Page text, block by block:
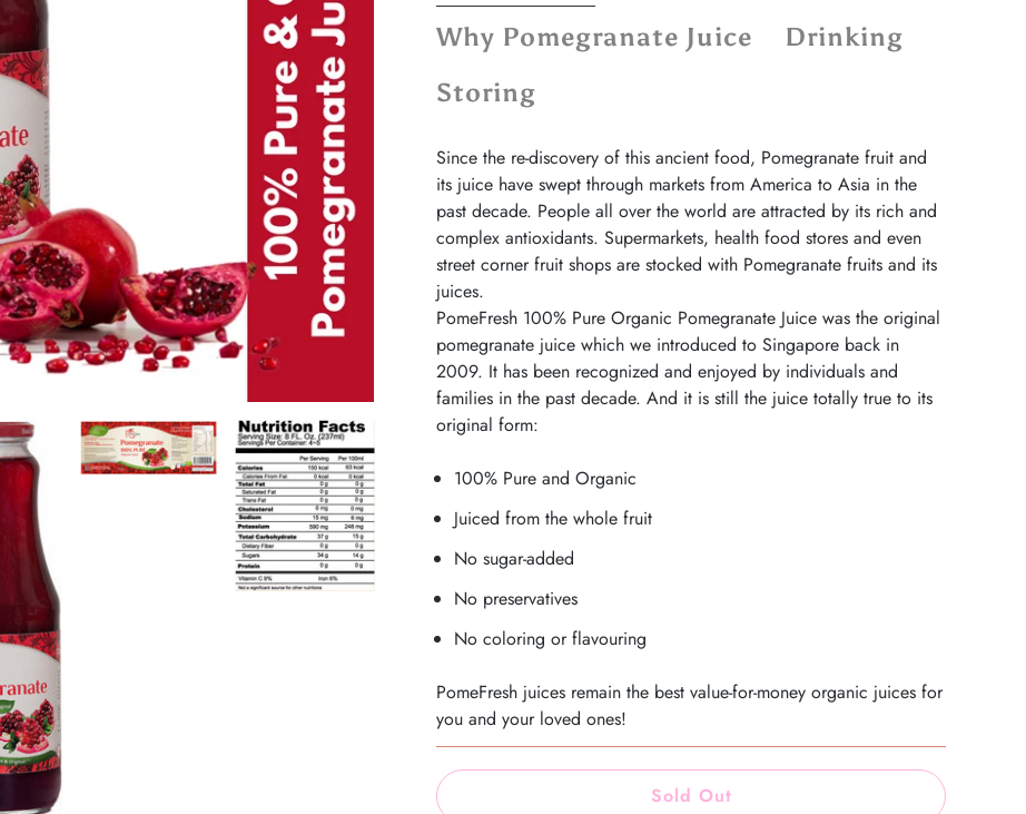
Why Pomegranate Juice
Drinking
Storing
Since the re-discovery of this ancient food, Pomegranate fruit and
its juice have swept through markets from America to Asia in the
past decade. People all over the world are attracted by its rich and
complex antioxidants. Supermarkets, health food stores and even
street corner fruit shops are stocked with Pomegranate fruits and its
juices.
PomeFresh 100% Pure Organic Pomegranate Juice was the original
pomegranate juice which we introduced to Singapore back in
2009. It has been recognized and enjoyed by individuals and
families in the past decade. And it is still the juice totally true to its
original form:
100% Pure and Organic
Juiced from the whole fruit
No sugar-added
No preservatives
No coloring or flavouring
PomeFresh juices remain the best value-for-money organic juices for
you and your loved ones!
Sold Out